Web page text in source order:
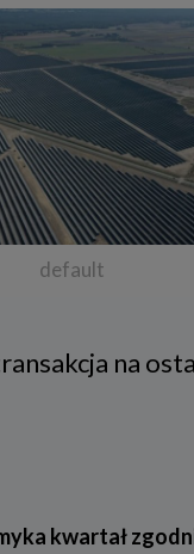
default
na
kwartał